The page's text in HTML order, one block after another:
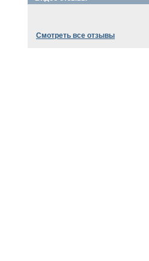
Смотреть все отзывы